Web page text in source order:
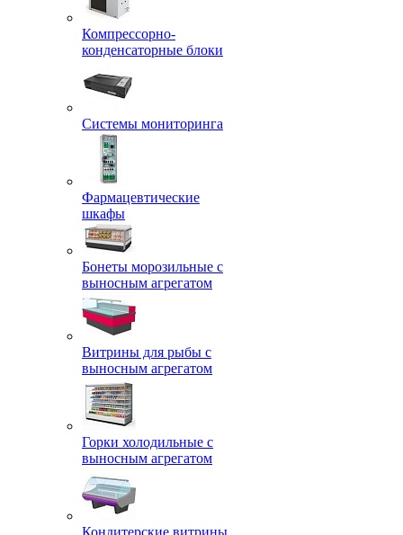
Компрессорно-
конденсаторные блоки
Системы мониторинга
Фармацевтические
шкафы
Бонеты морозильные с
выносным агрегатом
Витрины для рыбы с
выносным агрегатом
Горки холодильные с
выносным агрегатом
Кондитерские витрины